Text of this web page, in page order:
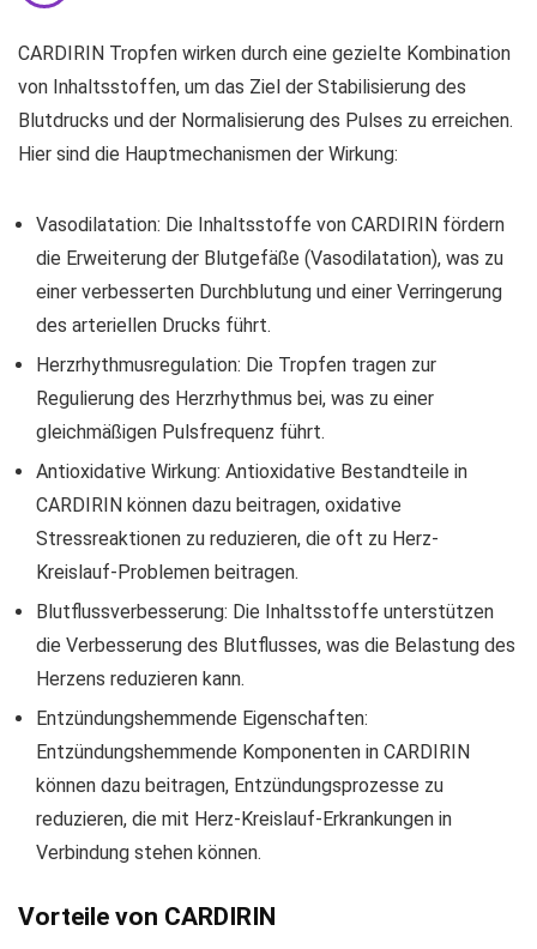
CARDIRIN Tropfen wirken durch eine gezielte Kombination
von Inhaltsstoffen, um das Ziel der Stabilisierung des
Blutdrucks und der Normalisierung des Pulses zu erreichen.
Hier sind die Hauptmechanismen der Wirkung:
Vasodilatation: Die Inhaltsstoffe von CARDIRIN fördern
die Erweiterung der Blutgefäße (Vasodilatation), was zu
einer verbesserten Durchblutung und einer Verringerung
des arteriellen Drucks führt.
Herzrhythmusregulation: Die Tropfen tragen zur
Regulierung des Herzrhythmus bei, was zu einer
gleichmäßigen Pulsfrequenz führt.
Antioxidative Wirkung: Antioxidative Bestandteile in
CARDIRIN können dazu beitragen, oxidative
Stressreaktionen zu reduzieren, die oft zu Herz-
Kreislauf-Problemen beitragen.
Blutflussverbesserung: Die Inhaltsstoffe unterstützen
die Verbesserung des Blutflusses, was die Belastung des
Herzens reduzieren kann.
Entzündungshemmende Eigenschaften:
Entzündungshemmende Komponenten in CARDIRIN
können dazu beitragen, Entzündungsprozesse zu
reduzieren, die mit Herz-Kreislauf-Erkrankungen in
Verbindung stehen können.
Vorteile von CARDIRIN